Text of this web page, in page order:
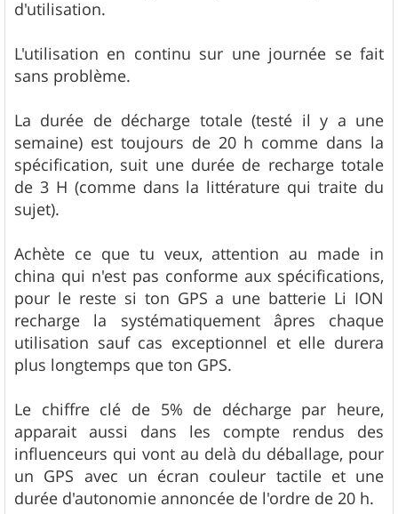
d'utilisation.
L'utilisation en continu sur une journée se fait
sans problème.
La durée de décharge totale (testé il y a une
semaine) est toujours de 20 h comme dans la
spécification, suit une durée de recharge totale
de 3 H (comme dans la littérature qui traite du
sujet).
Achète ce que tu veux, attention au made in
china qui n'est pas conforme aux spécifications,
pour le reste si ton GPS a une batterie Li ION
recharge la systématiquement âpres chaque
utilisation sauf cas exceptionnel et elle durera
plus longtemps que ton GPS.
Le chiffre clé de 5% de décharge par heure,
apparait aussi dans les compte rendus des
influenceurs qui vont au delà du déballage, pour
un GPS avec un écran couleur tactile et une
durée d'autonomie annoncée de l'ordre de 20 h.